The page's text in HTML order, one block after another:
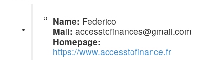
Name: Federico
Mail: accesstofinances@gmail.com
Homepage:
https://www.accesstofinance.fr